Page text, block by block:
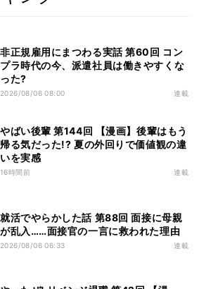
非正規雇用にまつわる実話 第60回 コン
プラ時代の今、派遣社員は働きやすくな
った?
2026/08/06 08:00 連載
やばい後輩 第144回 【漫画】後輩はもう
帰る気だった!? 夏の外回りで価値観の違
いを実感
16時間前 連載
就活でやらかした話 第88回 面接に母親
が乱入……面接官の一言に救われた理由
2026/08/06 06:33 連載